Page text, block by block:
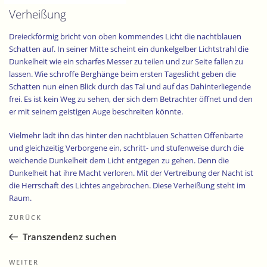
Verheißung
Dreieckförmig bricht von oben kommendes Licht die nachtblauen
Schatten auf. In seiner Mitte scheint ein dunkelgelber Lichtstrahl die
Dunkelheit wie ein scharfes Messer zu teilen und zur Seite fallen zu
lassen. Wie schroffe Berghänge beim ersten Tageslicht geben die
Schatten nun einen Blick durch das Tal und auf das Dahinterliegende
frei. Es ist kein Weg zu sehen, der sich dem Betrachter öffnet und den
er mit seinem geistigen Auge beschreiten könnte.
Vielmehr lädt ihn das hinter den nachtblauen Schatten Offenbarte
und gleichzeitig Verborgene ein, schritt- und stufenweise durch die
weichende Dunkelheit dem Licht entgegen zu gehen. Denn die
Dunkelheit hat ihre Macht verloren. Mit der Vertreibung der Nacht ist
die Herrschaft des Lichtes angebrochen. Diese Verheißung steht im
Raum.
Im Hintergrund ist von den letzten Schleiern der Nacht noch halb
verborgen eine Architektur mit einer blauen Türe sichtbar. Noch ist sie
Möglichkeit hin, dass es weitergeht, wenn sie entriegelt und geöffnet
Beitragsnavigation
Vorheriger
Beitrag
ZURÜCK
Transzendenz suchen
Nächster
WEITER